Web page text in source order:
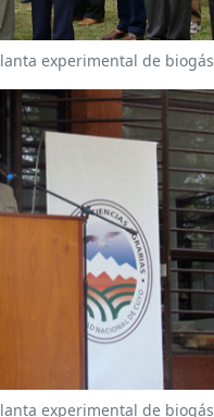
experimental de biogás
experimental de biogás